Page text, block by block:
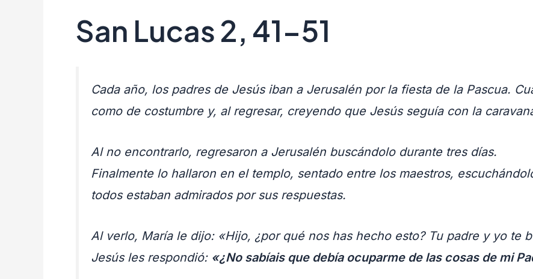
San Lucas 2, 41-51
Cada año, los padres de Jesús iban a Jerusalén por la fiesta de la Pascua.
como de costumbre y, al regresar, creyendo que Jesús seguía con la
Al no encontrarlo, regresaron a Jerusalén buscándolo durante tres días.
Finalmente lo hallaron en el templo, sentado entre los maestros,
todos estaban admirados por sus respuestas.
Al verlo, María le dijo: «Hijo, ¿por qué nos has hecho esto? Tu padre y yo te
Jesús les respondió: «¿No sabíais que debía ocuparme de las cosas de mi